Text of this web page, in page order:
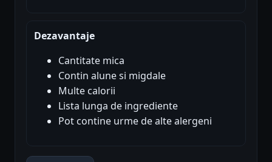
Dezavantaje
Cantitate mica
Contin alune si migdale
Multe calorii
Lista lunga de ingrediente
Pot contine urme de alte alergeni